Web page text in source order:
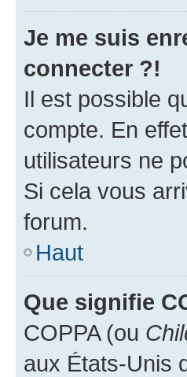
Je me suis
connecter ?!
Il est possible
compte. En
utilisateurs ne
Si cela vous
forum.
Haut
Que signifie
COPPA (ou
aux États-Unis